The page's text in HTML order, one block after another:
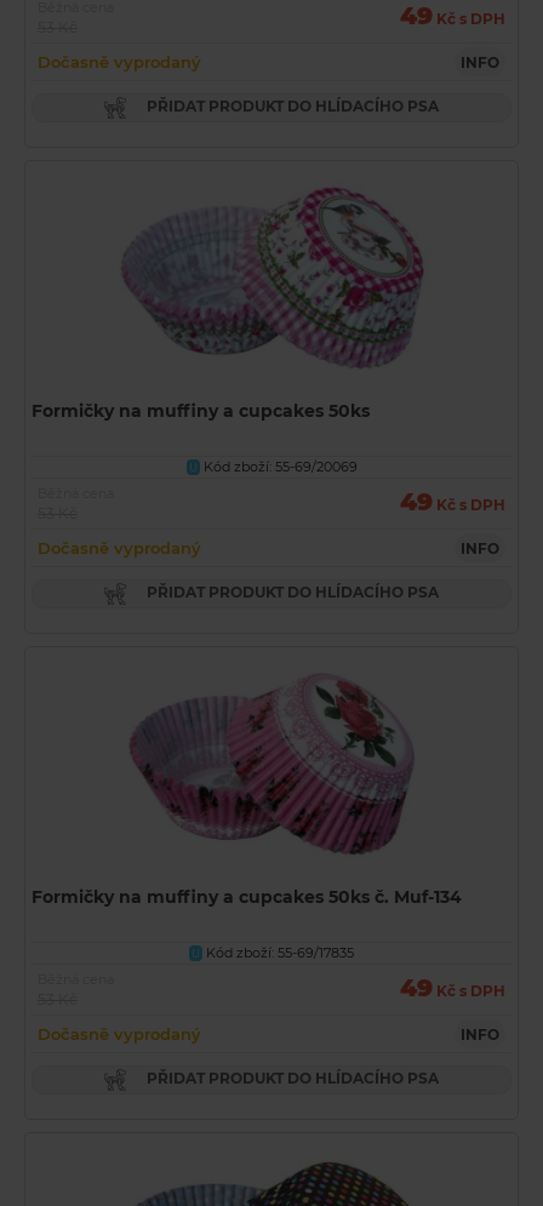
49 Kč s DPH
Dočasně vyprodaný INFO
PŘIDAT PRODUKT DO HLÍDACÍHO PSA
Formičky na muffiny a cupcakes 50ks
U Kód zboží: 55-69/20069
49 Kč s DPH
Dočasně vyprodaný INFO
PŘIDAT PRODUKT DO HLÍDACÍHO PSA
Formičky na muffiny a cupcakes 50ks č. Muf-134
U
Kód zboží: 55-69/17835
49 Kč s DPH
Dočasně vyprodaný INFO
PŘIDAT PRODUKT DO HLÍDACÍHO PSA